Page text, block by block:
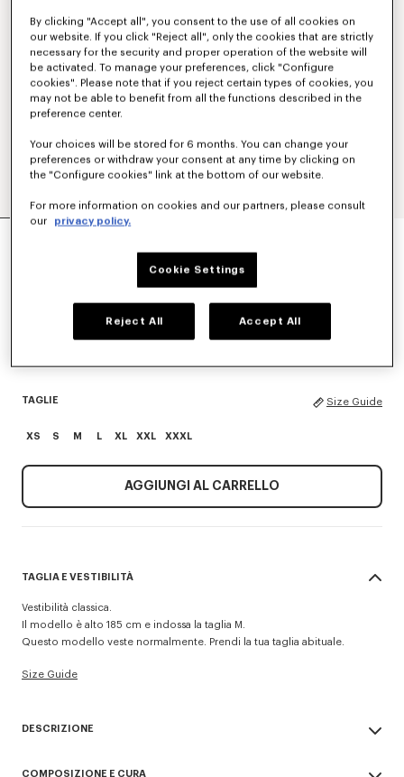
FELPA CON RICAMO 'BOKE FLOWER' DI
Nero
TAGLIE Size Guide
XS S M L XL XXL XXXL
AGGIUNGI AL CARRELLO
TAGLIA E VESTIBILITÀ
Vestibilità classica.
Il modello è alto 185 cm e indossa la taglia M.
Questo modello veste normalmente. Prendi la tua taglia abituale.
Size Guide
DESCRIZIONE
COMPOSIZIONE E CURA
By clicking "Accept all", you consent to the use of all cookies on
our website. If you click "Reject all", only the cookies that are strictly
necessary for the security and proper operation of the website will
be activated. To manage your preferences, click "Configure
cookies". Please note that if you reject certain types of cookies, you
may not be able to benefit from all the functions described in the
preference center.
Your choices will be stored for 6 months. You can change your
preferences or withdraw your consent at any time by clicking on
the "Configure cookies" link at the bottom of our website.
For more information on cookies and our partners, please consult
our
privacy policy.
Cookie Settings
Reject All Accept All